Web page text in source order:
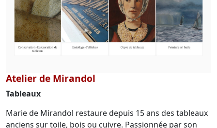
Atelier de Mirandol
Tableaux
Marie de Mirandol restaure depuis 15 ans des tableaux
anciens sur toile, bois ou cuivre. Passionnée par son